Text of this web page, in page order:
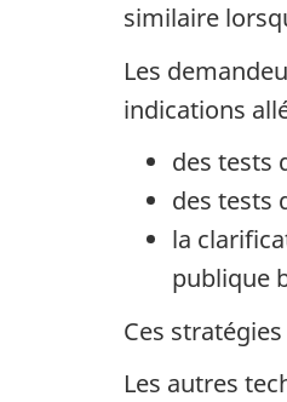
similaire
Les
indications
des tests
des tests
la
publique
Ces
Les autres